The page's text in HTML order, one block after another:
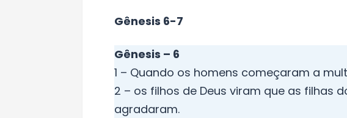
Gênesis 6-7
Gênesis – 6
1 – Quando os homens começaram a
2 – os filhos de Deus viram que as filhas
agradaram.